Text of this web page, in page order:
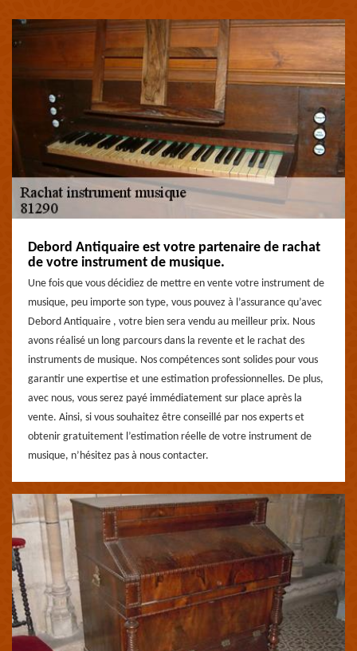
Debord Antiquaire est votre partenaire de rachat
de votre instrument de musique.
Une fois que vous décidiez de mettre en vente votre instrument de
musique, peu importe son type, vous pouvez à l’assurance qu’avec
Debord Antiquaire , votre bien sera vendu au meilleur prix. Nous
avons réalisé un long parcours dans la revente et le rachat des
instruments de musique. Nos compétences sont solides pour vous
garantir une expertise et une estimation professionnelles. De plus,
avec nous, vous serez payé immédiatement sur place après la
vente. Ainsi, si vous souhaitez être conseillé par nos experts et
obtenir gratuitement l’estimation réelle de votre instrument de
musique, n’hésitez pas à nous contacter.